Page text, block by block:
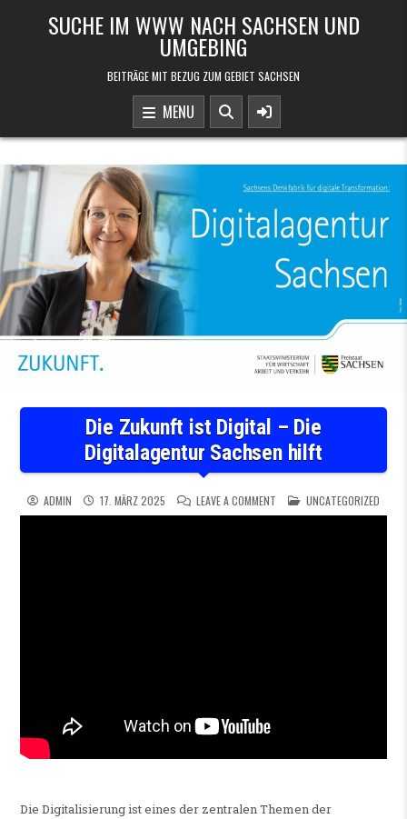
SUCHE IM WWW NACH SACHSEN UND
UMGEBING
BEITRÄGE MIT BEZUG ZUM GEBIET SACHSEN
MENU
Die Zukunft ist Digital – Die
Digitalagentur Sachsen hilft
ADMIN 17. MÄRZ 2025 LEAVE A COMMENT ON DIE ZUKUNFT IST
POSTED IN
UNCATEGORIZED
Die Digitalisierung ist eines der zentralen Themen der